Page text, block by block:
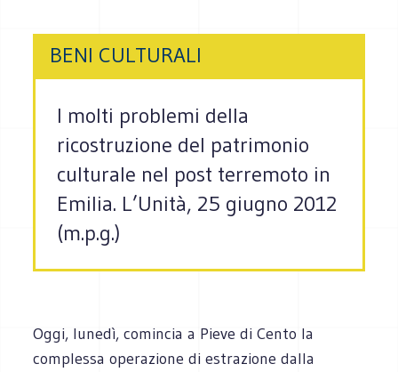
BENI CULTURALI
I molti problemi della
ricostruzione del patrimonio
culturale nel post terremoto in
Emilia. L’Unità, 25 giugno 2012
(m.p.g.)
Oggi, lunedì, comincia a Pieve di Cento la
complessa operazione di estrazione dalla